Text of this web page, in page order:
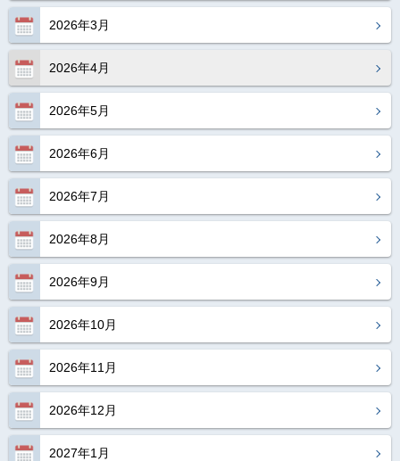
2026年3月
2026年4月
2026年5月
2026年6月
2026年7月
2026年8月
2026年9月
2026年10月
2026年11月
2026年12月
2027年1月